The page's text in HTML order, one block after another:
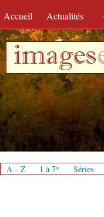
Accueil Actualités
images
A - Z 1 à 7* Séries